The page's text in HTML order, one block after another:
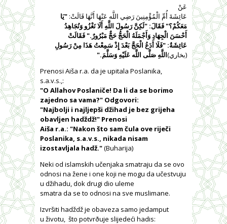
عَنْ
عَائِشَةَ أُمِّ الْمُؤْمِنِينَ رَضِي اللَّه عَنْهَا أَنَّهَا قَالَتْ: "يَا
رَسُولَ اللَّهِ أَلَا نَغْزُو وَنُجَاهِدُ مَعَكُمْ؟" فَقَالَ: "لَكِنَّ
أَحْسَنَ الْجِهَادِ وَأَجْمَلَهُ الْحَجُّ حَجٌّ مَبْرُورٌ." فَقَالَتْ
عَائِشَةُ: "فَلَا أَدَعُ الْحَجَّ بَعْدَ إِذْ سَمِعْتُ هَذَا مِنْ رَسُولِ
اللَّهِ صَلَّى اللَّه عَلَيْهِ وَسَلَّمَ."(بخاري)
Prenosi Aiša r.a. da je upitala Poslanika,
s.a.v.s.,:
"O Allahov Poslaniče! Da li da se borimo
zajedno sa vama?" Odgovori:
"Najbolji i najljepši džihad je bez grijeha
obavljen hadždž!" Prenosi
Aiša r.a.: "Nakon što sam čula ove riječi
Poslanika, s.a.v.s., nikada nisam
izostavljala hadž."(Buharija)
Neki od islamskih učenjaka smatraju da se ovo
odnosi na žene i one koji ne mogu da učestvuju
u džihadu, dok drugi dio uleme
smatra da se to odnosi na sve muslimane.
Izvršiti hadždž je obaveza samo jedamput
u životu, što potvrðuje slijedeći hadis: